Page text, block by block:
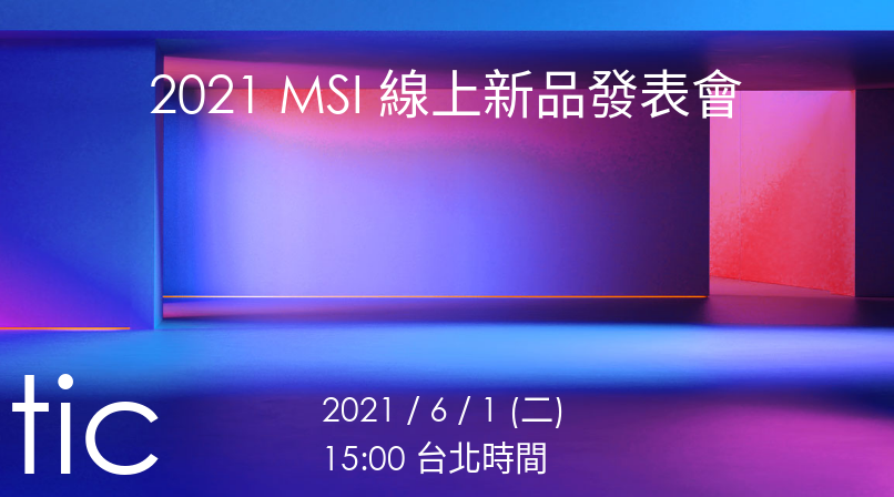
2021 / 6 / 1 (二)
15:00 台北時間
2021 MSI 線上新品發表會